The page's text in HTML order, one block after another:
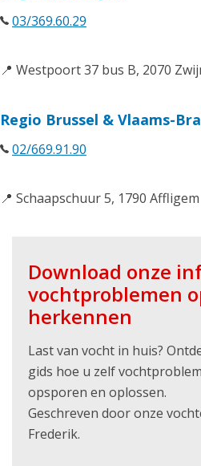
03/369.60.29
📍 Westpoort 37 bus B, 2070
Regio Brussel & Vlaams-
02/669.91.90
📍 Schaapschuur 5, 1790 Affligem
Download onze
vochtproblemen
herkennen
Last van vocht in huis?
gids hoe u zelf
opsporen en oplossen.
Geschreven door onze
Frederik.